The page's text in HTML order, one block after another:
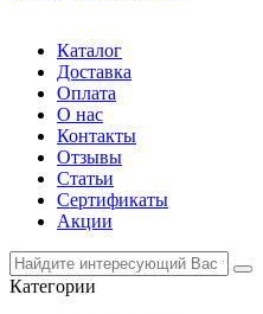
Каталог
Доставка
Оплата
О нас
Контакты
Отзывы
Статьи
Сертификаты
Акции
Категории